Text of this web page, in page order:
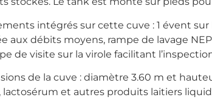
intégrés sur cette cuve : 1 évent
aux débits moyens, rampe de lavage
de visite sur la virole facilitant
de la cuve : diamètre 3.60 m et
lactosérum et autres produits laitiers